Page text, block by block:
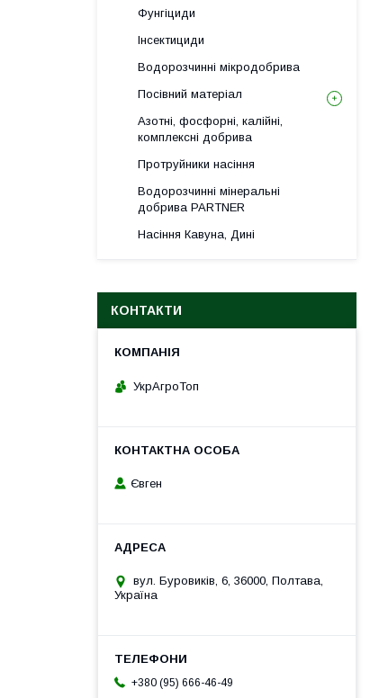
Фунгіциди
Інсектициди
Водорозчинні мікродобрива
Посівний матеріал
Азотні, фосфорні, калійні,
комплексні добрива
Протруйники насіння
Водорозчинні мінеральні
добрива PARTNER
Насіння Кавуна, Дині
КОНТАКТИ
УкрАгроТоп
Євген
вул. Буровиків, 6, 36000, Полтава,
Україна
+380 (95) 666-46-49